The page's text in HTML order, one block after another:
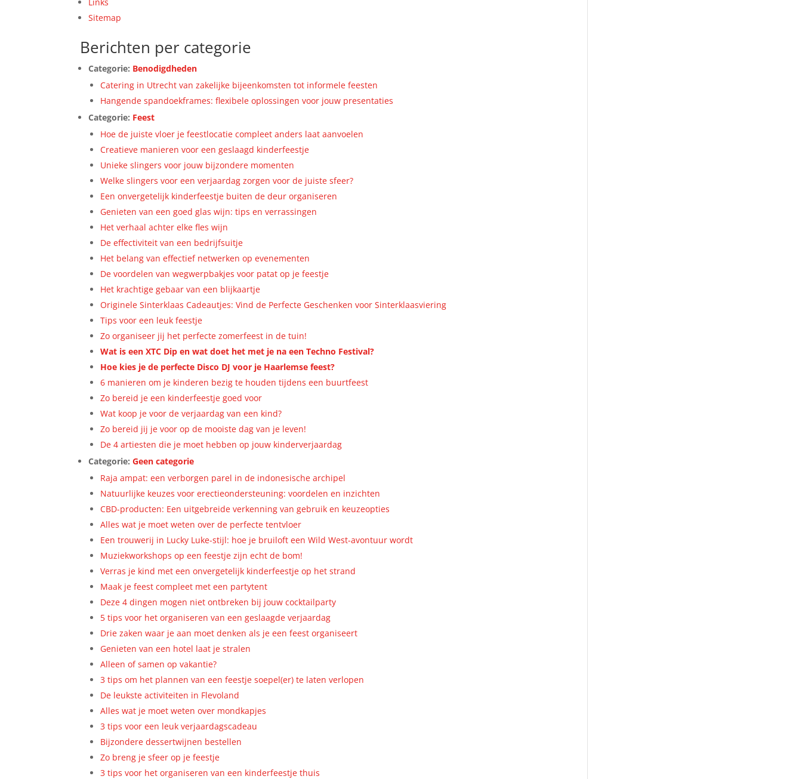
Sitemap
Berichten per categorie
Categorie: Benodigdheden
Catering in Utrecht van zakelijke bijeenkomsten tot informele feesten
Hangende spandoekframes: flexibele oplossingen voor jouw presentaties
Categorie: Feest
Hoe de juiste vloer je feestlocatie compleet anders laat aanvoelen
Creatieve manieren voor een geslaagd kinderfeestje
Unieke slingers voor jouw bijzondere momenten
Welke slingers voor een verjaardag zorgen voor de juiste sfeer?
Een onvergetelijk kinderfeestje buiten de deur organiseren
Genieten van een goed glas wijn: tips en verrassingen
Het verhaal achter elke fles wijn
De effectiviteit van een bedrijfsuitje
Het belang van effectief netwerken op evenementen
De voordelen van wegwerpbakjes voor patat op je feestje
Het krachtige gebaar van een blijkaartje
Originele Sinterklaas Cadeautjes: Vind de Perfecte Geschenken voor Sinterklaasviering
Tips voor een leuk feestje
Zo organiseer jij het perfecte zomerfeest in de tuin!
Wat is een XTC Dip en wat doet het met je na een Techno Festival?
Hoe kies je de perfecte Disco DJ voor je Haarlemse feest?
6 manieren om je kinderen bezig te houden tijdens een buurtfeest
Zo bereid je een kinderfeestje goed voor
Wat koop je voor de verjaardag van een kind?
Zo bereid jij je voor op de mooiste dag van je leven!
De 4 artiesten die je moet hebben op jouw kinderverjaardag
Categorie:Geen categorie
Raja ampat: een verborgen parel in de indonesische archipel
Natuurlijke keuzes voor erectieondersteuning: voordelen en inzichten
CBD-producten: Een uitgebreide verkenning van gebruik en keuzeopties
Alles wat je moet weten over de perfecte tentvloer
Een trouwerij in Lucky Luke-stijl: hoe je bruiloft een Wild West-avontuur wordt
Muziekworkshops op een feestje zijn echt de bom!
Verras je kind met een onvergetelijk kinderfeestje op het strand
Maak je feest compleet met een partytent
Deze 4 dingen mogen niet ontbreken bij jouw cocktailparty
5 tips voor het organiseren van een geslaagde verjaardag
Drie zaken waar je aan moet denken als je een feest organiseert
Genieten van een hotel laat je stralen
Alleen of samen op vakantie?
3 tips om het plannen van een feestje soepel(er) te laten verlopen
De leukste activiteiten in Flevoland
Alles wat je moet weten over mondkapjes
3 tips voor een leuk verjaardagscadeau
Bijzondere dessertwijnen bestellen
Zo breng je sfeer op je feestje
3 tips voor het organiseren van een kinderfeestje thuis